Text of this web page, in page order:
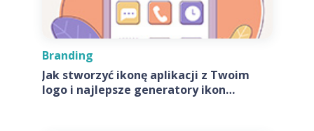
Branding
Jak stworzyć ikonę aplikacji z Twoim
logo i najlepsze generatory ikon